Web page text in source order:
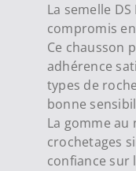
La semelle
compromis
Ce chausson
adhérence
types de
bonne
La gomme au
crochetages
confiance sur